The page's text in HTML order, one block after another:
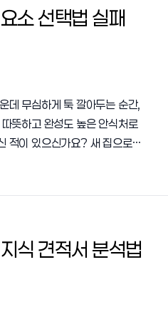
들었습니다. 예쁜 사진들만 모아
평수에 어울리지 않아 오히려
겪기도 했고, 겉보기엔
소 선택법 실패
데 무심하게 툭 깔아두는 순간,
뜻하고 완성도 높은 안식처로
적이 있으신가요? 새 집으로
하고 났을 때, 분명 필요한
. 소파와 텔레비전, 그리고
각자의 가구들이 섬처럼 따로
감과 색채를 가득 품은 포근한
순간, 흩어져 있던 모든 요소들이
우러지며 진정한 의미의 '거주
식 견적서 분석법